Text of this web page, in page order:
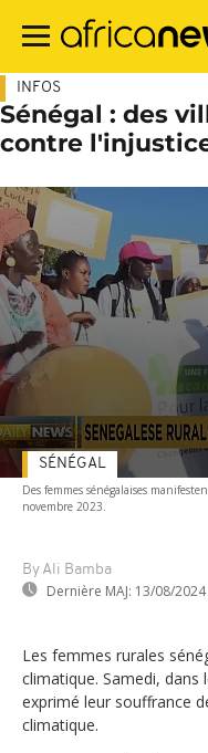
contenu
INFOS
Sénégal : des
contre
Des femmes sénégalaises
novembre 2023.
By Ali Bamba
Dernière MAJ: 13/08/2024
SÉNÉGAL
Les femmes rurales
climatique. Samedi,
exprimé leur souffrance
climatique.